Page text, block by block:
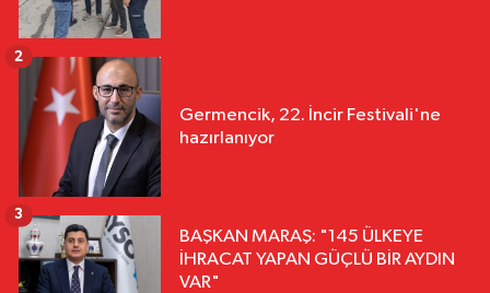
Germencik, 22. İncir Festivali'ne
hazırlanıyor
2
BAŞKAN MARAŞ: "145 ÜLKEYE
İHRACAT YAPAN GÜÇLÜ BİR AYDIN
VAR"
3